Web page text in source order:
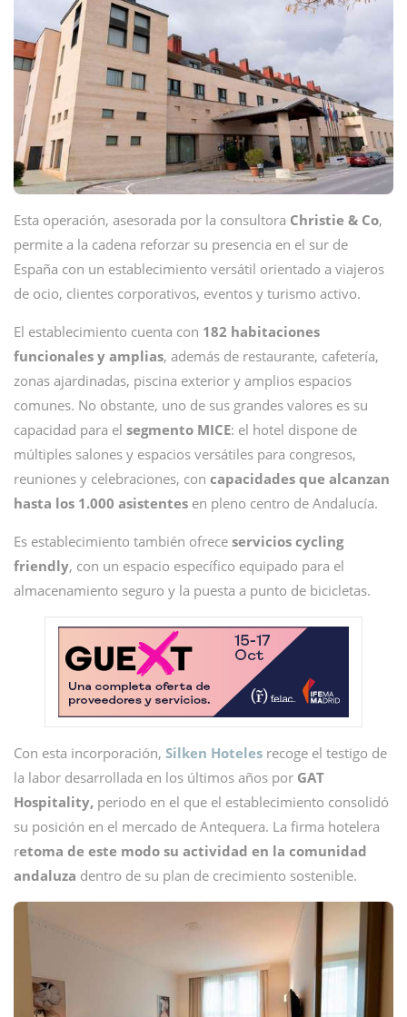
Esta operación, asesorada por la consultora Christie & Co,
permite a la cadena reforzar su presencia en el sur de
España con un establecimiento versátil orientado a viajeros
de ocio, clientes corporativos, eventos y turismo activo.
El establecimiento cuenta con 182 habitaciones
funcionales y amplias, además de restaurante, cafetería,
zonas ajardinadas, piscina exterior y amplios espacios
comunes. No obstante, uno de sus grandes valores es su
capacidad para el segmento MICE: el hotel dispone de
múltiples salones y espacios versátiles para congresos,
reuniones y celebraciones, con capacidades que alcanzan
hasta los 1.000 asistentes en pleno centro de Andalucía.
Es establecimiento también ofrece servicios cycling
friendly, con un espacio específico equipado para el
almacenamiento seguro y la puesta a punto de bicicletas.
Con esta incorporación, Silken Hoteles recoge el testigo de
la labor desarrollada en los últimos años por GAT
Hospitality, periodo en el que el establecimiento consolidó
su posición en el mercado de Antequera. La firma hotelera
retoma de este modo su actividad en la comunidad
andaluza dentro de su plan de crecimiento sostenible.